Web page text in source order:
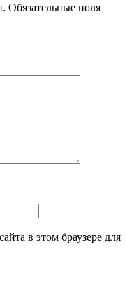
Обязательные поля
в этом браузере для